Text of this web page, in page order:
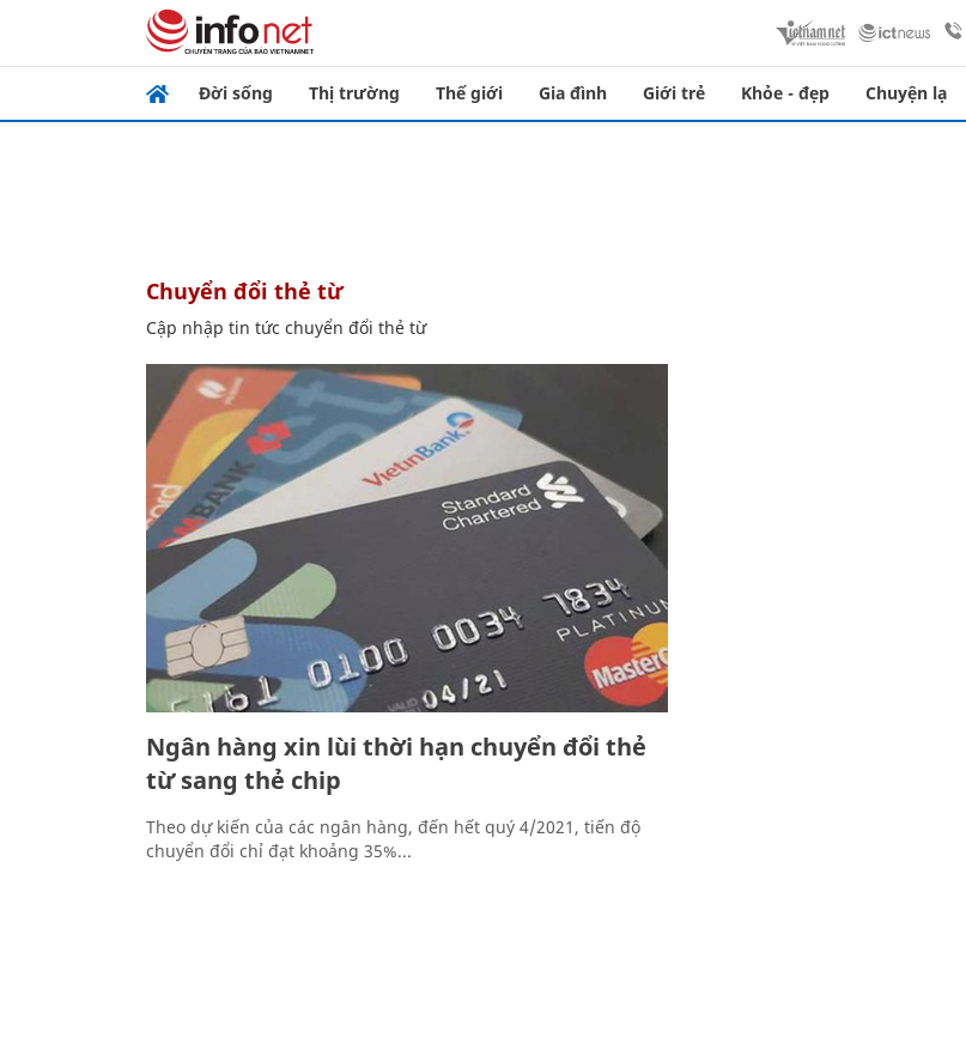
Đời sống Thị trường Thế giới Gia đình Giới trẻ Khỏe - đẹp Chuyện lạ
chuyển đổi thẻ từ
Cập nhập tin tức chuyển đổi thẻ từ
Ngân hàng xin lùi thời hạn chuyển đổi thẻ
từ sang thẻ chip
Theo dự kiến của các ngân hàng, đến hết quý 4/2021, tiến độ
chuyển đổi chỉ đạt khoảng 35%...